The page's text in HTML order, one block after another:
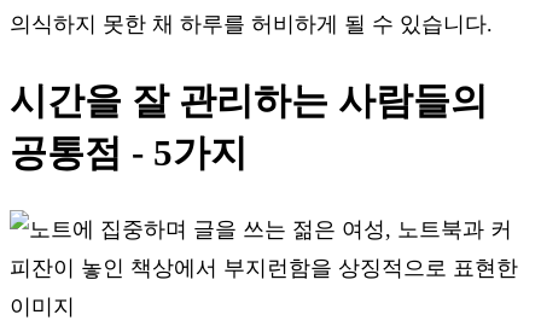
의식하지 못한 채 하루를 허비하게 될 수 있습니다.
시간을 잘 관리하는 사람들의
공통점 - 5가지